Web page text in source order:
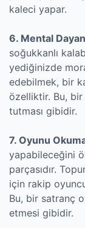
kaleci yapar.
6. Mental
soğukkanlı
yediğinizde
edebilmek, bir
özelliktir. Bu, bir
tutması gibidir.
7. Oyunu
yapabileceğini
parçasıdır.
için rakip
Bu, bir satranç
etmesi gibidir.